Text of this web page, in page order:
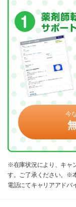
今
※在庫状況により、キャ
す。ご了承ください。※
電話にてキャリアアドバ